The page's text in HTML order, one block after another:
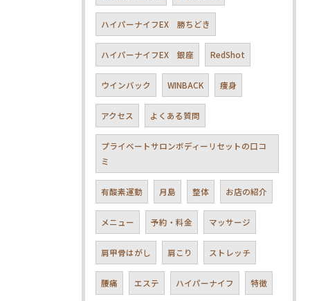
ハイパーナイフEX 勝ちどき
ハイパーナイフEX 銀座 RedShot
ウインバック WINBACK 痩身
アクセス よくある質問
プライベートサロンボディーリセットの口コ
ミ
有酸素運動 月島 整体 お店の紹介
メニュー 予約・料金 マッサージ
肩甲骨はがし 肩こり ストレッチ
腰痛 エステ ハイパーナイフ 特徴